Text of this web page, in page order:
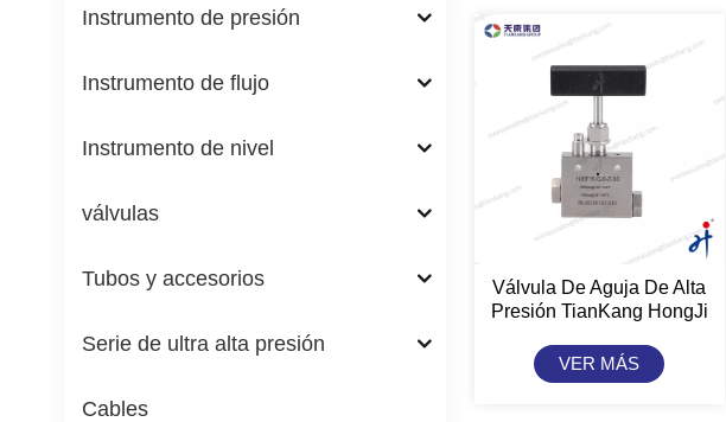
Instrumento de presión
Instrumento de flujo
Instrumento de nivel
válvulas
Tubos y accesorios
Serie de ultra alta presión
Cables
Válvula De Aguja De Alta
Presión TianKang HongJi
VER MÁS